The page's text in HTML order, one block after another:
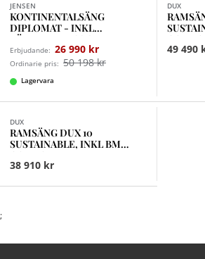
JENSEN
KONTINENTALSÄNG
DIPLOMAT - INKL
BÄDDMADRASS SLEEP II
Erbjudande: 26 990 kr
Ordinarie pris: 50 198 kr
Lagervara
DUX
49 490
DUX
RAMSÄNG DUX 10
SUSTAINABLE, INKL BM
38 910 kr
;